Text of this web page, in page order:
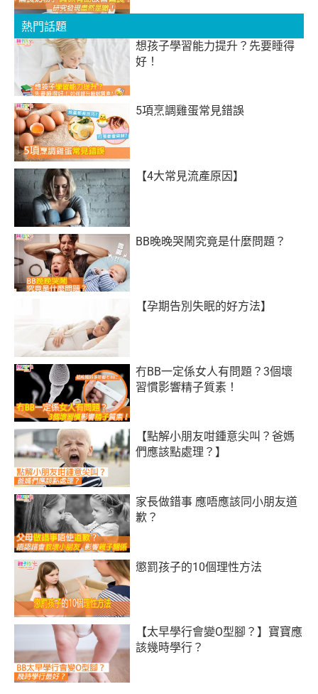
熱門話題
想孩子學習能力提升？先要睡得
好！
5項烹調雞蛋常見錯誤
【4大常見流產原因】
BB晚晚哭鬧究竟是什麼問題？
【孕期告別失眠的好方法】
冇BB一定係女人有問題？3個壞
習慣影響精子質素！
【點解小朋友咁鍾意尖叫？爸媽
們應該點處理？】
家長做錯事 應唔應該同小朋友道
歉？
懲罰孩子的10個理性方法
【太早學行會變O型腳？】寶寶應
該幾時學行？